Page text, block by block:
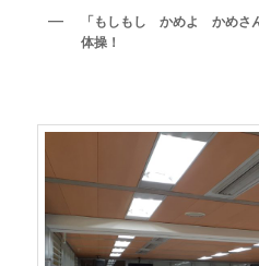
「もしもし かめよ かめさ
体操！